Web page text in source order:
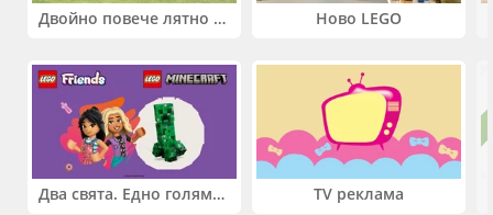
Двойно повече лятно забавление! Купи 2 продукта INTEX и вземи -33%
Два свята. Едно голямо приключение. Купи 2 продукта LEGO® Friends и/или LEGO® Minecraft и вземи -27%
Ново LEGO
TV реклама